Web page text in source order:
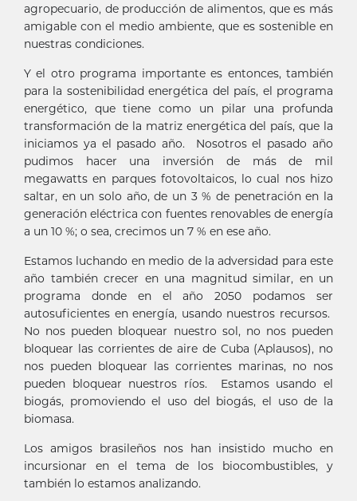
agropecuario, de producción de alimentos, que es más
amigable con el medio ambiente, que es sostenible en
nuestras condiciones.
Y el otro programa importante es entonces, también
para la sostenibilidad energética del país, el programa
energético, que tiene como un pilar una profunda
transformación de la matriz energética del país, que la
iniciamos ya el pasado año. Nosotros el pasado año
pudimos hacer una inversión de más de mil
megawatts en parques fotovoltaicos, lo cual nos hizo
saltar, en un solo año, de un 3 % de penetración en la
generación eléctrica con fuentes renovables de energía
a un 10 %; o sea, crecimos un 7 % en ese año.
Estamos luchando en medio de la adversidad para este
año también crecer en una magnitud similar, en un
programa donde en el año 2050 podamos ser
autosuficientes en energía, usando nuestros recursos.
No nos pueden bloquear nuestro sol, no nos pueden
bloquear las corrientes de aire de Cuba (Aplausos), no
nos pueden bloquear las corrientes marinas, no nos
pueden bloquear nuestros ríos. Estamos usando el
biogás, promoviendo el uso del biogás, el uso de la
biomasa.
Los amigos brasileños nos han insistido mucho en
incursionar en el tema de los biocombustibles, y
también lo estamos analizando.